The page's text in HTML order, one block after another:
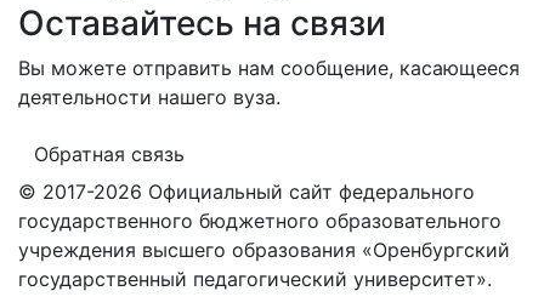
Оставайтесь на связи
Вы можете отправить нам сообщение, касающееся
деятельности нашего вуза.
Обратная связь
© 2017-2026 Официальный сайт федерального
государственного бюджетного образовательного
учреждения высшего образования «Оренбургский
государственный педагогический университет».